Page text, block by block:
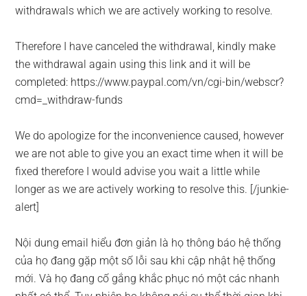
withdrawals which we are actively working to resolve.
Therefore I have canceled the withdrawal, kindly make
the withdrawal again using this link and it will be
completed: https://www.paypal.com/vn/cgi-bin/webscr?
cmd=_withdraw-funds
We do apologize for the inconvenience caused, however
we are not able to give you an exact time when it will be
fixed therefore I would advise you wait a little while
longer as we are actively working to resolve this. [/junkie-
alert]
Nội dung email hiểu đơn giản là họ thông báo hệ thống
của họ đang gặp một số lỗi sau khi cập nhật hệ thống
mới. Và họ đang cố gắng khắc phục nó một các nhanh